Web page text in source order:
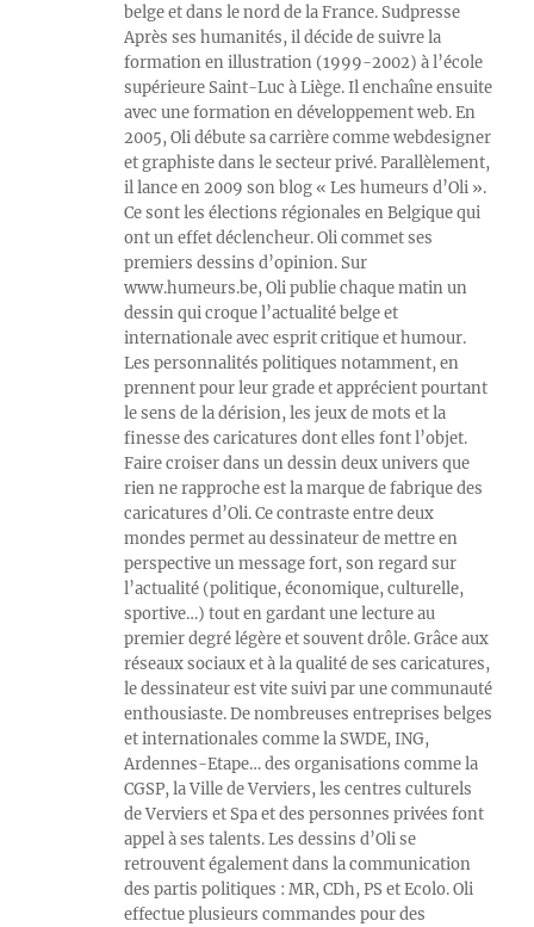
belge et dans le nord de la France. Sudpresse
Après ses humanités, il décide de suivre la
formation en illustration (1999-2002) à l’école
supérieure Saint-Luc à Liège. Il enchaîne ensuite
avec une formation en développement web. En
2005, Oli débute sa carrière comme webdesigner
et graphiste dans le secteur privé. Parallèlement,
il lance en 2009 son blog « Les humeurs d’Oli ».
Ce sont les élections régionales en Belgique qui
ont un effet déclencheur. Oli commet ses
premiers dessins d’opinion. Sur
www.humeurs.be, Oli publie chaque matin un
dessin qui croque l’actualité belge et
internationale avec esprit critique et humour.
Les personnalités politiques notamment, en
prennent pour leur grade et apprécient pourtant
le sens de la dérision, les jeux de mots et la
finesse des caricatures dont elles font l’objet.
Faire croiser dans un dessin deux univers que
rien ne rapproche est la marque de fabrique des
caricatures d’Oli. Ce contraste entre deux
mondes permet au dessinateur de mettre en
perspective un message fort, son regard sur
l’actualité (politique, économique, culturelle,
sportive…) tout en gardant une lecture au
premier degré légère et souvent drôle. Grâce aux
réseaux sociaux et à la qualité de ses caricatures,
le dessinateur est vite suivi par une communauté
enthousiaste. De nombreuses entreprises belges
et internationales comme la SWDE, ING,
Ardennes-Etape… des organisations comme la
CGSP, la Ville de Verviers, les centres culturels
de Verviers et Spa et des personnes privées font
appel à ses talents. Les dessins d’Oli se
retrouvent également dans la communication
des partis politiques : MR, CDh, PS et Ecolo. Oli
effectue plusieurs commandes pour des